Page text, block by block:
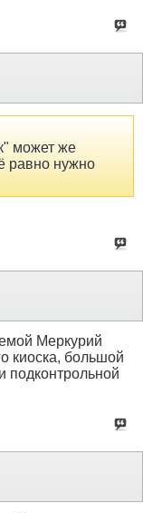
может же
равно нужно
Меркурий
киоска, большой
подконтрольной